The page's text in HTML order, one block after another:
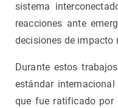
sistema
reacciones ante
decisiones de impacto
Durante estos
estándar
que fue ratificado por